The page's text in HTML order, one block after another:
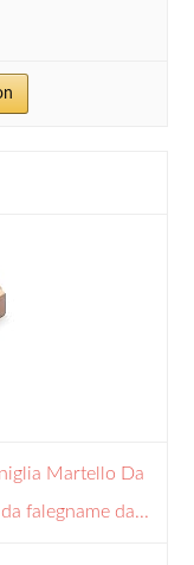
Martello Da
falegname da...